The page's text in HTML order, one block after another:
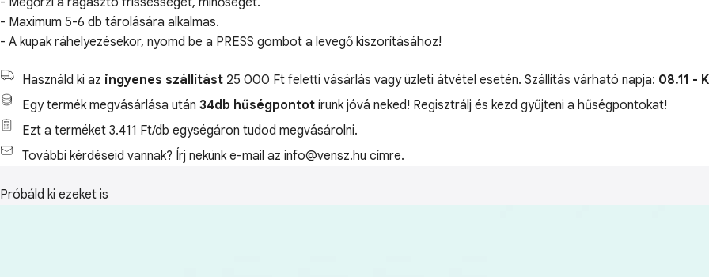
- Maximum 5-6 db tárolására alkalmas.
- A kupak ráhelyezésekor, nyomd be a PRESS gombot a levegő kiszorításához!
Használd ki az ingyenes szállítást 25 000 Ft feletti vásárlás vagy üzleti átvétel esetén. Szállítás várható napja: 08.11 -
Egy termék megvásárlása után 34db hűségpontot írunk jóvá neked! Regisztrálj és kezd gyűjteni a hűségpontokat!
Ezt a terméket 3.411 Ft/db egységáron tudod megvásárolni.
További kérdéseid vannak? Írj nekünk e-mail az info@vensz.hu címre.
Próbáld ki ezeket is